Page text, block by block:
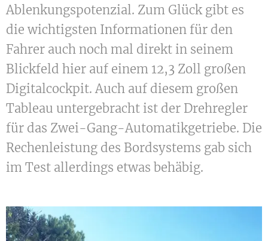
Ablenkungspotenzial. Zum Glück gibt es
die wichtigsten Informationen für den
Fahrer auch noch mal direkt in seinem
Blickfeld hier auf einem 12,3 Zoll großen
Digitalcockpit. Auch auf diesem großen
Tableau untergebracht ist der Drehregler
für das Zwei-Gang-Automatikgetriebe. Die
Rechenleistung des Bordsystems gab sich
im Test allerdings etwas behäbig.